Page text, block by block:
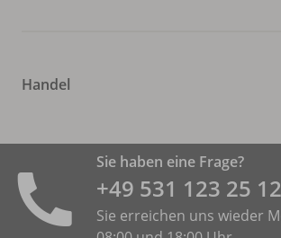
Handel
Sie haben eine Frage?
+49 531 ­123 25
Sie erreichen uns wieder